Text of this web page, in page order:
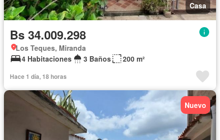
Casa
Bs 34.009.298
Los Teques, Miranda
4 Habitaciones
3 Baños 200 m²
Hace 1 día, 18 horas
Nuevo